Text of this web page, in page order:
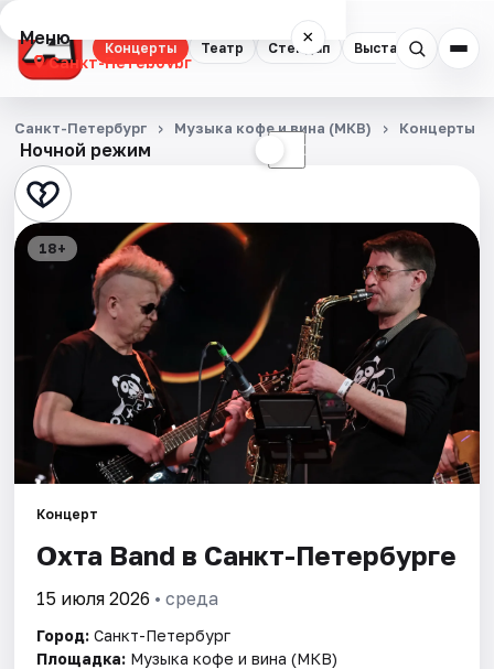
Концерты Театр Стендап Выставки
Меню ×
Санкт-Петербург
Концерты
Театр
Стендап
Выставки
Экскурсии
Спорт
События
Города
Площадки
Артисты
Ночной режим ☾
Санкт-Петербург Музыка кофе и вина (МКВ) Концерты
18+
Концерт
Охта Band в Санкт-Петербурге
15 июля 2026 • среда
Город: Санкт-Петербург
Площадка: Музыка кофе и вина (МКВ)